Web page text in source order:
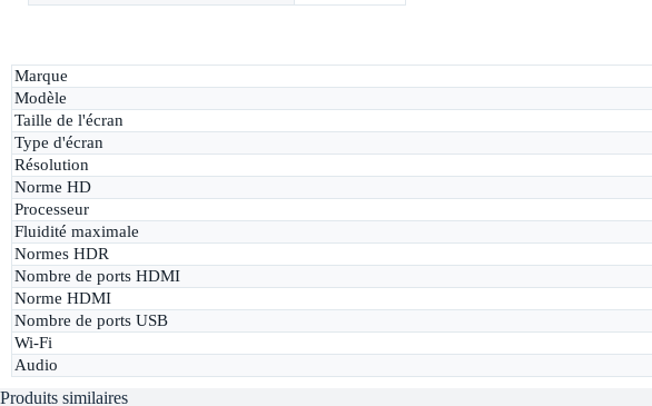
Marque
Modèle
Taille de l'écran
Type d'écran
Résolution
Norme HD
Processeur
Fluidité maximale
Normes HDR
Nombre de ports HDMI
Norme HDMI
Nombre de ports USB
Wi-Fi
Audio
Produits similaires